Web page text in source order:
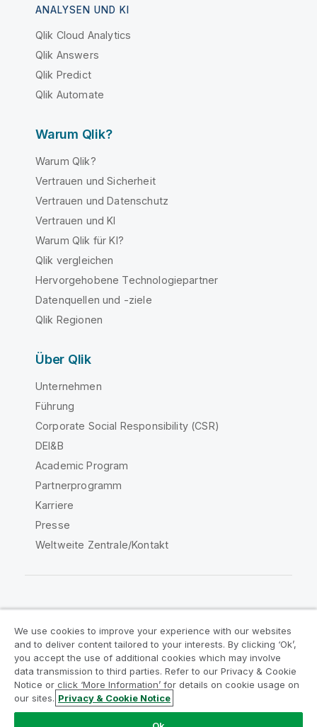
ANALYSEN UND KI
Qlik Cloud Analytics
Qlik Answers
Qlik Predict
Qlik Automate
Warum Qlik?
Warum Qlik?
Vertrauen und Sicherheit
Vertrauen und Datenschutz
Vertrauen und KI
Warum Qlik für KI?
Qlik vergleichen
Hervorgehobene Technologiepartner
Datenquellen und -ziele
Qlik Regionen
Über Qlik
Unternehmen
Führung
Corporate Social Responsibility (CSR)
DEI&B
Academic Program
Partnerprogramm
Karriere
Presse
Weltweite Zentrale/Kontakt
Rechtliche Vereinbarungen
Produktbedingungen
Legal Policies
Legal Policies
Benutzungsbedingungen
Marken
Do Not Share My Info
We use cookies to improve your experience with our websites
and to deliver content tailored to your interests. By clicking ‘Ok’,
you accept the use of additional cookies which may involve
data transmission to third parties. Refer to our Privacy & Cookie
Notice or click ‘More Information’ for details on cookie usage on
our sites. Privacy & Cookie Notice